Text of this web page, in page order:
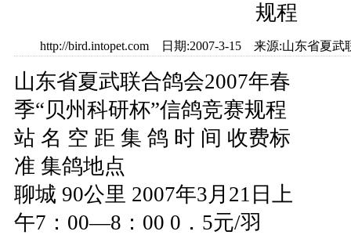
规程
http://bird.intopet.com 日期:2007-3-15 来源:山东省夏
山东省夏武联合鸽会2007年春
季“贝州科研杯”信鸽竞赛规程
站 名 空 距 集 鸽 时 间 收费标
准 集鸽地点
聊城 90公里 2007年3月21日上
午7：00—8：00 0．5元/羽